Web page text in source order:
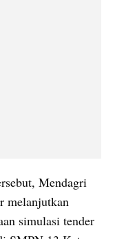
Mendagri
melanjutkan
simulasi tender